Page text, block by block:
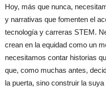
Hoy, más que nunca,
y narrativas que fomenten el
tecnología y carreras STEM.
crean en la equidad como un
necesitamos contar historias
que, como muchas antes,
la puerta, sino construir la suya